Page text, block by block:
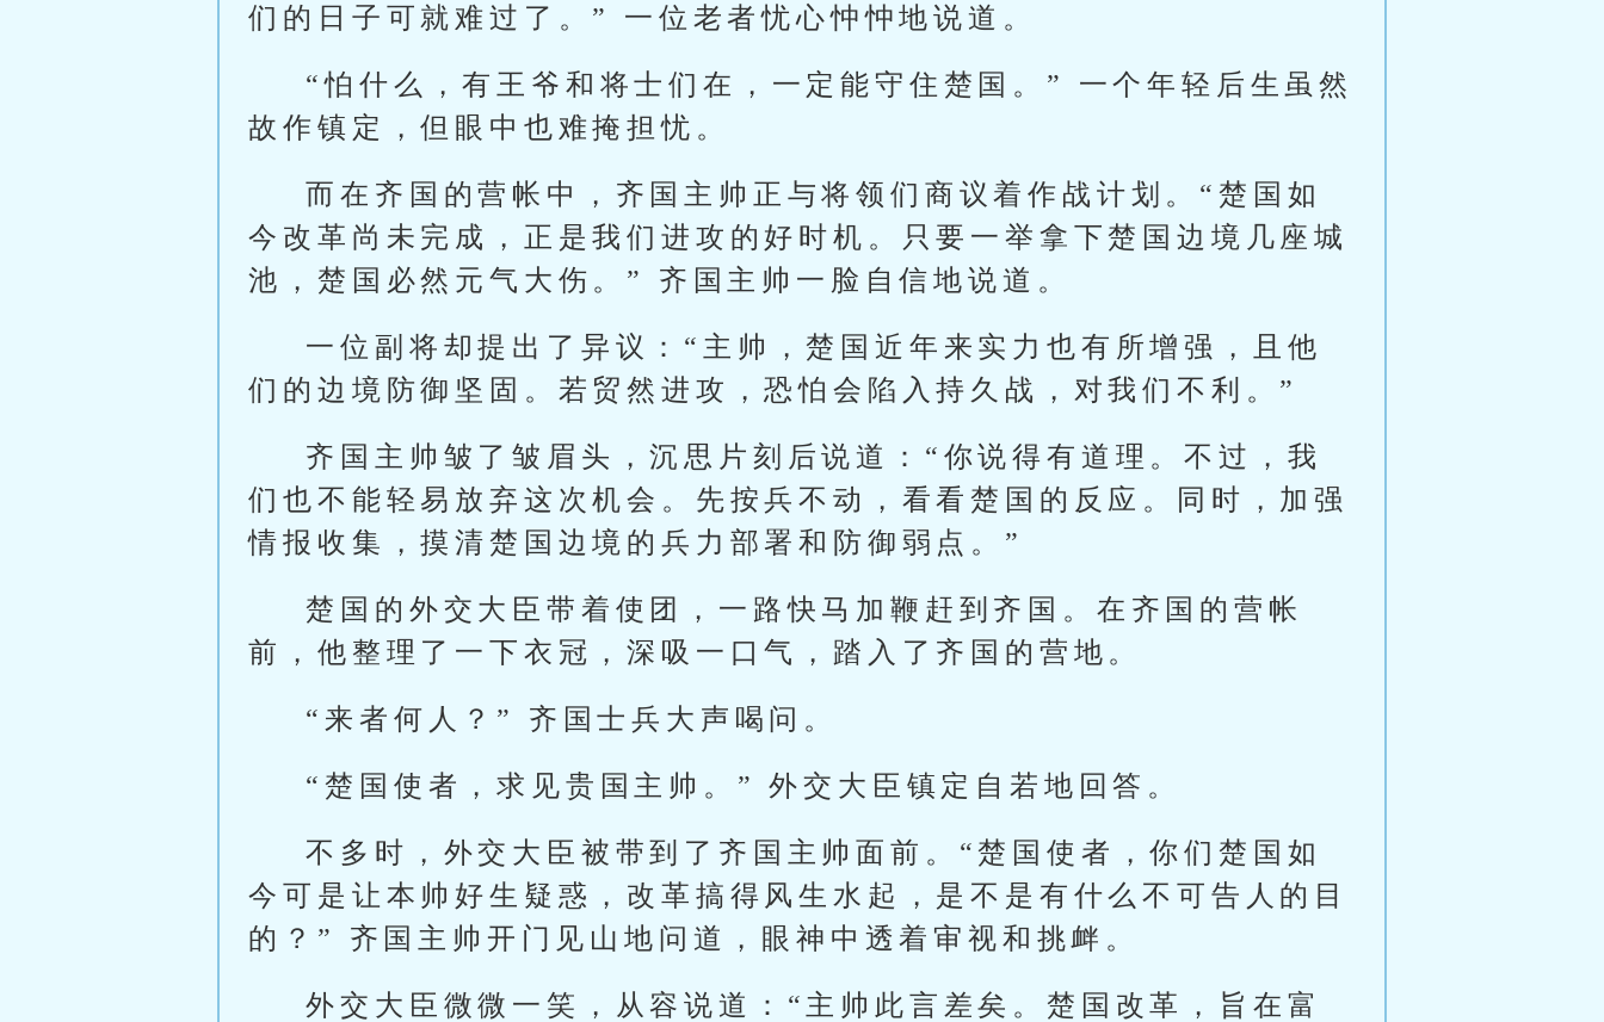
们的日子可就难过了。” 一位老者忧心忡忡地说道。
“怕什么，有王爷和将士们在，一定能守住楚国。” 一个年轻后生虽然
故作镇定，但眼中也难掩担忧。
而在齐国的营帐中，齐国主帅正与将领们商议着作战计划。“楚国如
今改革尚未完成，正是我们进攻的好时机。只要一举拿下楚国边境几座城
池，楚国必然元气大伤。” 齐国主帅一脸自信地说道。
一位副将却提出了异议：“主帅，楚国近年来实力也有所增强，且他
们的边境防御坚固。若贸然进攻，恐怕会陷入持久战，对我们不利。”
齐国主帅皱了皱眉头，沉思片刻后说道：“你说得有道理。不过，我
们也不能轻易放弃这次机会。先按兵不动，看看楚国的反应。同时，加强
情报收集，摸清楚国边境的兵力部署和防御弱点。”
楚国的外交大臣带着使团，一路快马加鞭赶到齐国。在齐国的营帐
前，他整理了一下衣冠，深吸一口气，踏入了齐国的营地。
“来者何人？” 齐国士兵大声喝问。
“楚国使者，求见贵国主帅。” 外交大臣镇定自若地回答。
不多时，外交大臣被带到了齐国主帅面前。“楚国使者，你们楚国如
今可是让本帅好生疑惑，改革搞得风生水起，是不是有什么不可告人的目
的？” 齐国主帅开门见山地问道，眼神中透着审视和挑衅。
外交大臣微微一笑，从容说道：“主帅此言差矣。楚国改革，旨在富